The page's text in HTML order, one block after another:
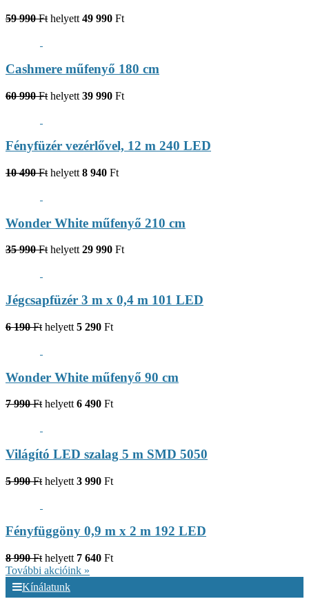
59 990 Ft helyett 49 990 Ft
Cashmere műfenyő 180 cm
60 990 Ft helyett 39 990 Ft
Fényfüzér vezérlővel, 12 m 240 LED
10 490 Ft helyett 8 940 Ft
Wonder White műfenyő 210 cm
35 990 Fthelyett29 990 Ft
Jégcsapfüzér 3 m x 0,4 m 101 LED
6 190 Ft helyett 5 290 Ft
Wonder White műfenyő 90 cm
7 990 Ft helyett 6 490 Ft
Világító LED szalag 5 m SMD 5050
5 990 Ft helyett 3 990 Ft
Fényfüggöny 0,9 m x 2 m 192 LED
8 990 Ft helyett 7 640 Ft
További akcióink »
Kínálatunk